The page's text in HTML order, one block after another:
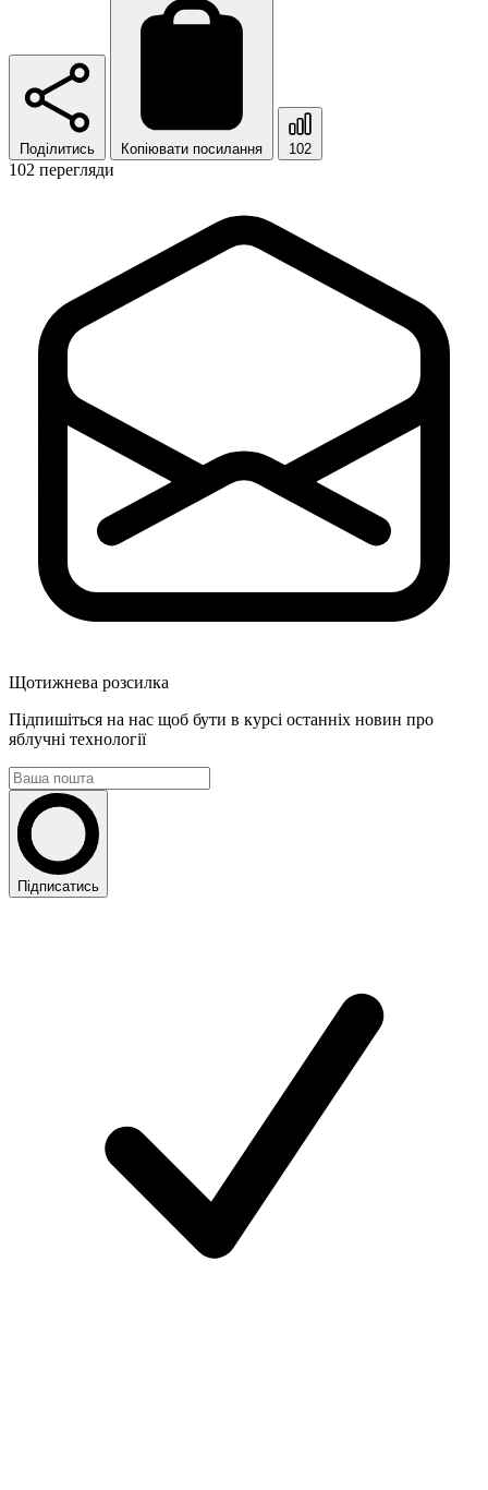
Поділитись Копіювати посилання 102
102 перегляди
Щотижнева розсилка
Підпишіться на нас щоб бути в курсі останніх новин про
яблучні технології
Підписатись